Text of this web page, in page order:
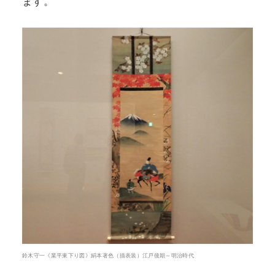
鈴木守一《業平東下り図》絹本著色（描表装）江戸後期～明治時代